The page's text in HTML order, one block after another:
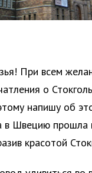
При всем
о
напишу об
в Швецию прошла
красотой